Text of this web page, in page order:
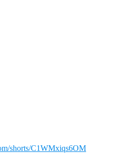
shorts/C1WMxiqs6OM